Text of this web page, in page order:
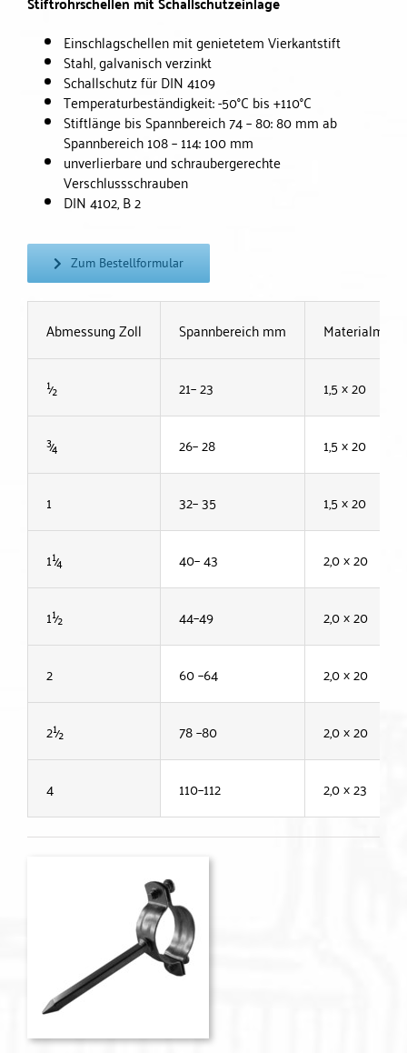
Einschlagschellen mit genietetem Vierkantstift
Stahl, galvanisch verzinkt
Schallschutz für DIN 4109
Temperaturbeständigkeit: -50°C bis +110°C
Stiftlänge bis Spannbereich 74 – 80: 80 mm ab
Spannbereich 108 – 114: 100 mm
unverlierbare und schraubergerechte
Verschlussschrauben
DIN 4102, B 2
Zum Bestellformular
Abmessung Zoll Spannbereich mm
½ 21– 23 1,5 × 20
¾ 26– 28 1,5 × 20
1 32– 35 1,5 × 20
1¼ 40– 43 2,0 × 20
1½ 44–49 2,0 × 20
2 60 –64 2,0 × 20
2½ 78 –80 2,0 × 20
4 110–112 2,0 × 23